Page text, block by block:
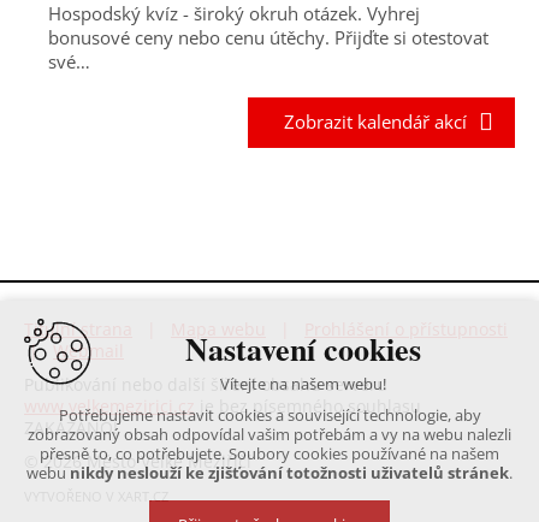
Hospodský kvíz - široký okruh otázek. Vyhrej
bonusové ceny nebo cenu útěchy. Přijďte si otestovat
své…
Zobrazit kalendář akcí
Titulní strana
|Webmail
Publikování nebo další šíření obsahu serveru
www.velkemezirici.cz
je bez písemného souhlasu
ZAKÁZÁNO!
© 2026 Město Velké Meziříčí
VYTVOŘENO V XART.CZ
Nastavení cookies
Vítejte na našem webu!
Potřebujeme nastavit cookies a související technologie, aby
zobrazovaný obsah odpovídal vašim potřebám a vy na webu nalezli
přesně to, co potřebujete. Soubory cookies používané na našem
webu nikdy neslouží ke zjišťování totožnosti uživatelů stránek.